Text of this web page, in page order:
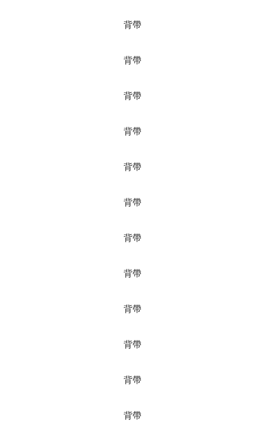
背帶
背帶
背帶
背帶
背帶
背帶
背帶
背帶
背帶
背帶
背帶
背帶